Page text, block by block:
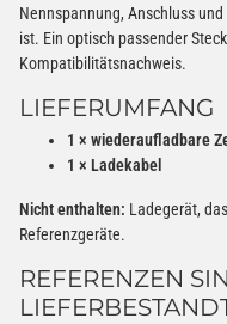
Nennspannung, Anschluss
ist. Ein optisch passender
Kompatibilitätsnachweis.
LIEFERUMFANG
1 × wiederaufladbare
1 × Ladekabel
Nicht enthalten: Ladegerät,
Referenzgeräte.
REFERENZEN